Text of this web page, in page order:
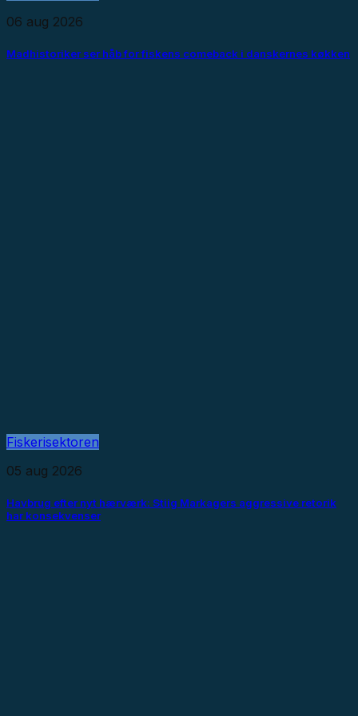
06 aug 2026
Madhistoriker ser håb for fiskens comeback i danskernes køkken
Fiskerisektoren
05 aug 2026
Havbrug efter nyt hærværk: Stiig Markagers aggressive retorik
har konsekvenser